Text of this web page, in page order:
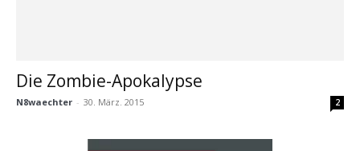
Die Zombie-Apokalypse
N8waechter - 30. März. 2015 2